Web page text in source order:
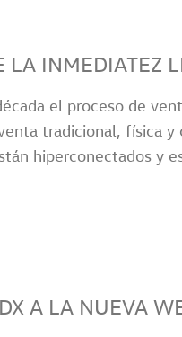
LA INMEDIATEZ
el proceso de
tradicional, física
hiperconectados y
A LA NUEVA